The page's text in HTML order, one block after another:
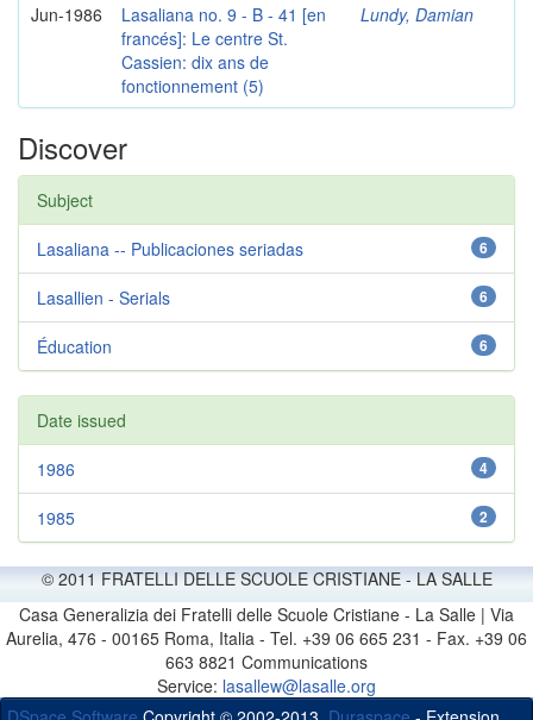
Jun-1986
Lasaliana no. 9 - B - 41 [en
francés]: Le centre St.
Cassien: dix ans de
fonctionnement (5)
Lundy, Damian
Discover
Subject
6
Lasaliana -- Publicaciones seriadas
6
Lasallien - Serials
6
Éducation
Date issued
4
1986
2
1985
© 2011 FRATELLI DELLE SCUOLE CRISTIANE - LA SALLE
Casa Generalizia dei Fratelli delle Scuole Cristiane - La Salle | Via
Aurelia, 476 - 00165 Roma, Italia - Tel. +39 06 665 231 - Fax. +39 06
663 8821 Communications
Service: lasallew@lasalle.org